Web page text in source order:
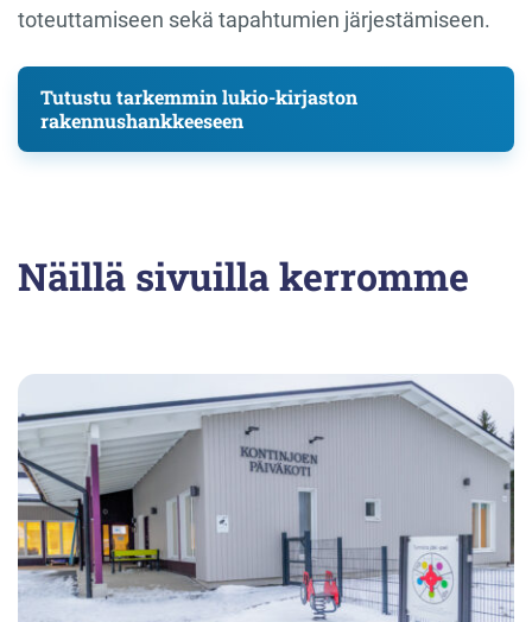
toteuttamiseen sekä tapahtumien järjestämiseen.
Tutustu tarkemmin lukio-kirjaston
rakennushankkeeseen
Näillä sivuilla kerromme